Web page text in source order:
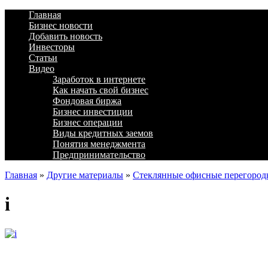
Главная
Бизнес новости
Добавить новость
Инвесторы
Статьи
Видео
Заработок в интернете
Как начать свой бизнес
Фондовая биржа
Бизнес инвестиции
Бизнес операции
Виды кредитных заемов
Понятия менеджмента
Предпринимательство
Главная » Другие материалы » Стеклянные офисные
i